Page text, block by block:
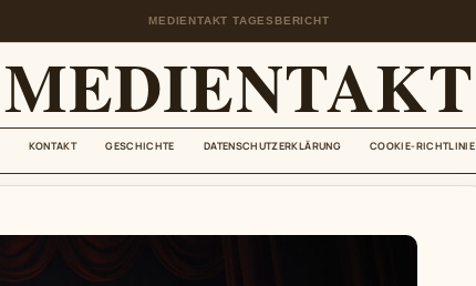
MEDIENTAKT TAGESBERICHT
MEDIENTAKT
KONTAKT GESCHICHTE DATENSCHUTZERKLÄRUNG COOKIE-RICHTLINIE